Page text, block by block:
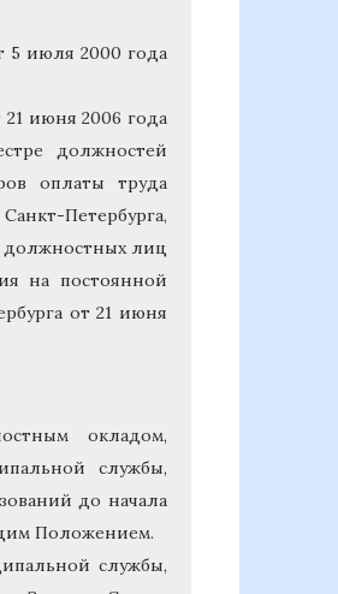
5 июля 2000 года
июня 2006 года
должностей
оплаты труда
Петербурга,
должностных лиц
на постоянной
от 21 июня
окладом,
службы,
до начала
Положением.
службы,